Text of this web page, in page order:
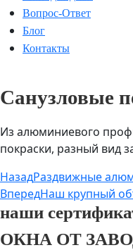
Вопрос-Ответ
Блог
Контакты
Санузловые
Из алюминиевого
покраски, разный вид
НазадРаздвижные
ВпередНаш крупный
наши
ОКНА ОТ